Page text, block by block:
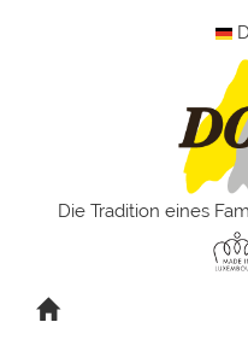
Die Tradition eines